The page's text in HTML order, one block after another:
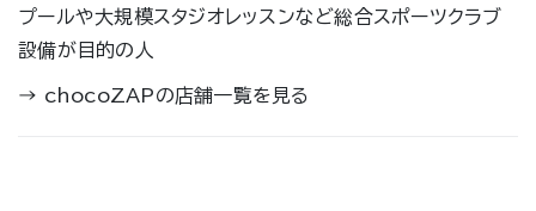
プールや大規模スタジオレッスンなど総合スポーツクラブ
設備が目的の人
→ chocoZAPの店舗一覧を見る